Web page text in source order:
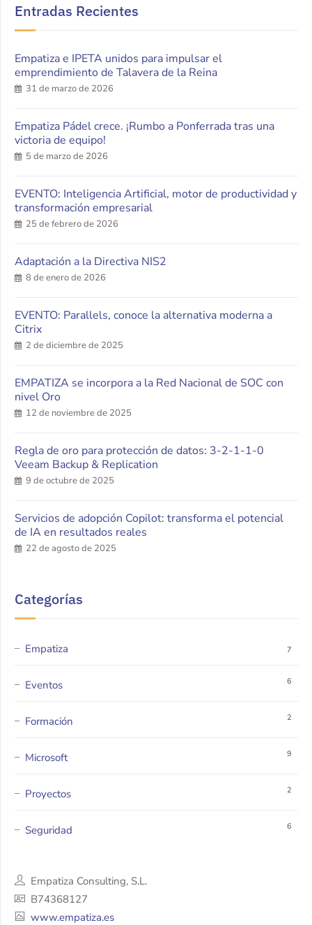
Entradas Recientes
Empatiza e IPETA unidos para impulsar el
emprendimiento de Talavera de la Reina
31 de marzo de 2026
Empatiza Pádel crece. ¡Rumbo a Ponferrada tras una
victoria de equipo!
5 de marzo de 2026
EVENTO: Inteligencia Artificial, motor de productividad y
transformación empresarial
25 de febrero de 2026
Adaptación a la Directiva NIS2
8 de enero de 2026
EVENTO: Parallels, conoce la alternativa moderna a
Citrix
2 de diciembre de 2025
EMPATIZA se incorpora a la Red Nacional de SOC con
nivel Oro
12 de noviembre de 2025
Regla de oro para protección de datos: 3-2-1-1-0
Veeam Backup & Replication
9 de octubre de 2025
Servicios de adopción Copilot: transforma el potencial
de IA en resultados reales
22 de agosto de 2025
Categorías
Empatiza 7
Eventos 6
Formación 2
Microsoft 9
Proyectos 2
Seguridad 6
Empatiza Consulting, S.L.
B74368127
www.empatiza.es